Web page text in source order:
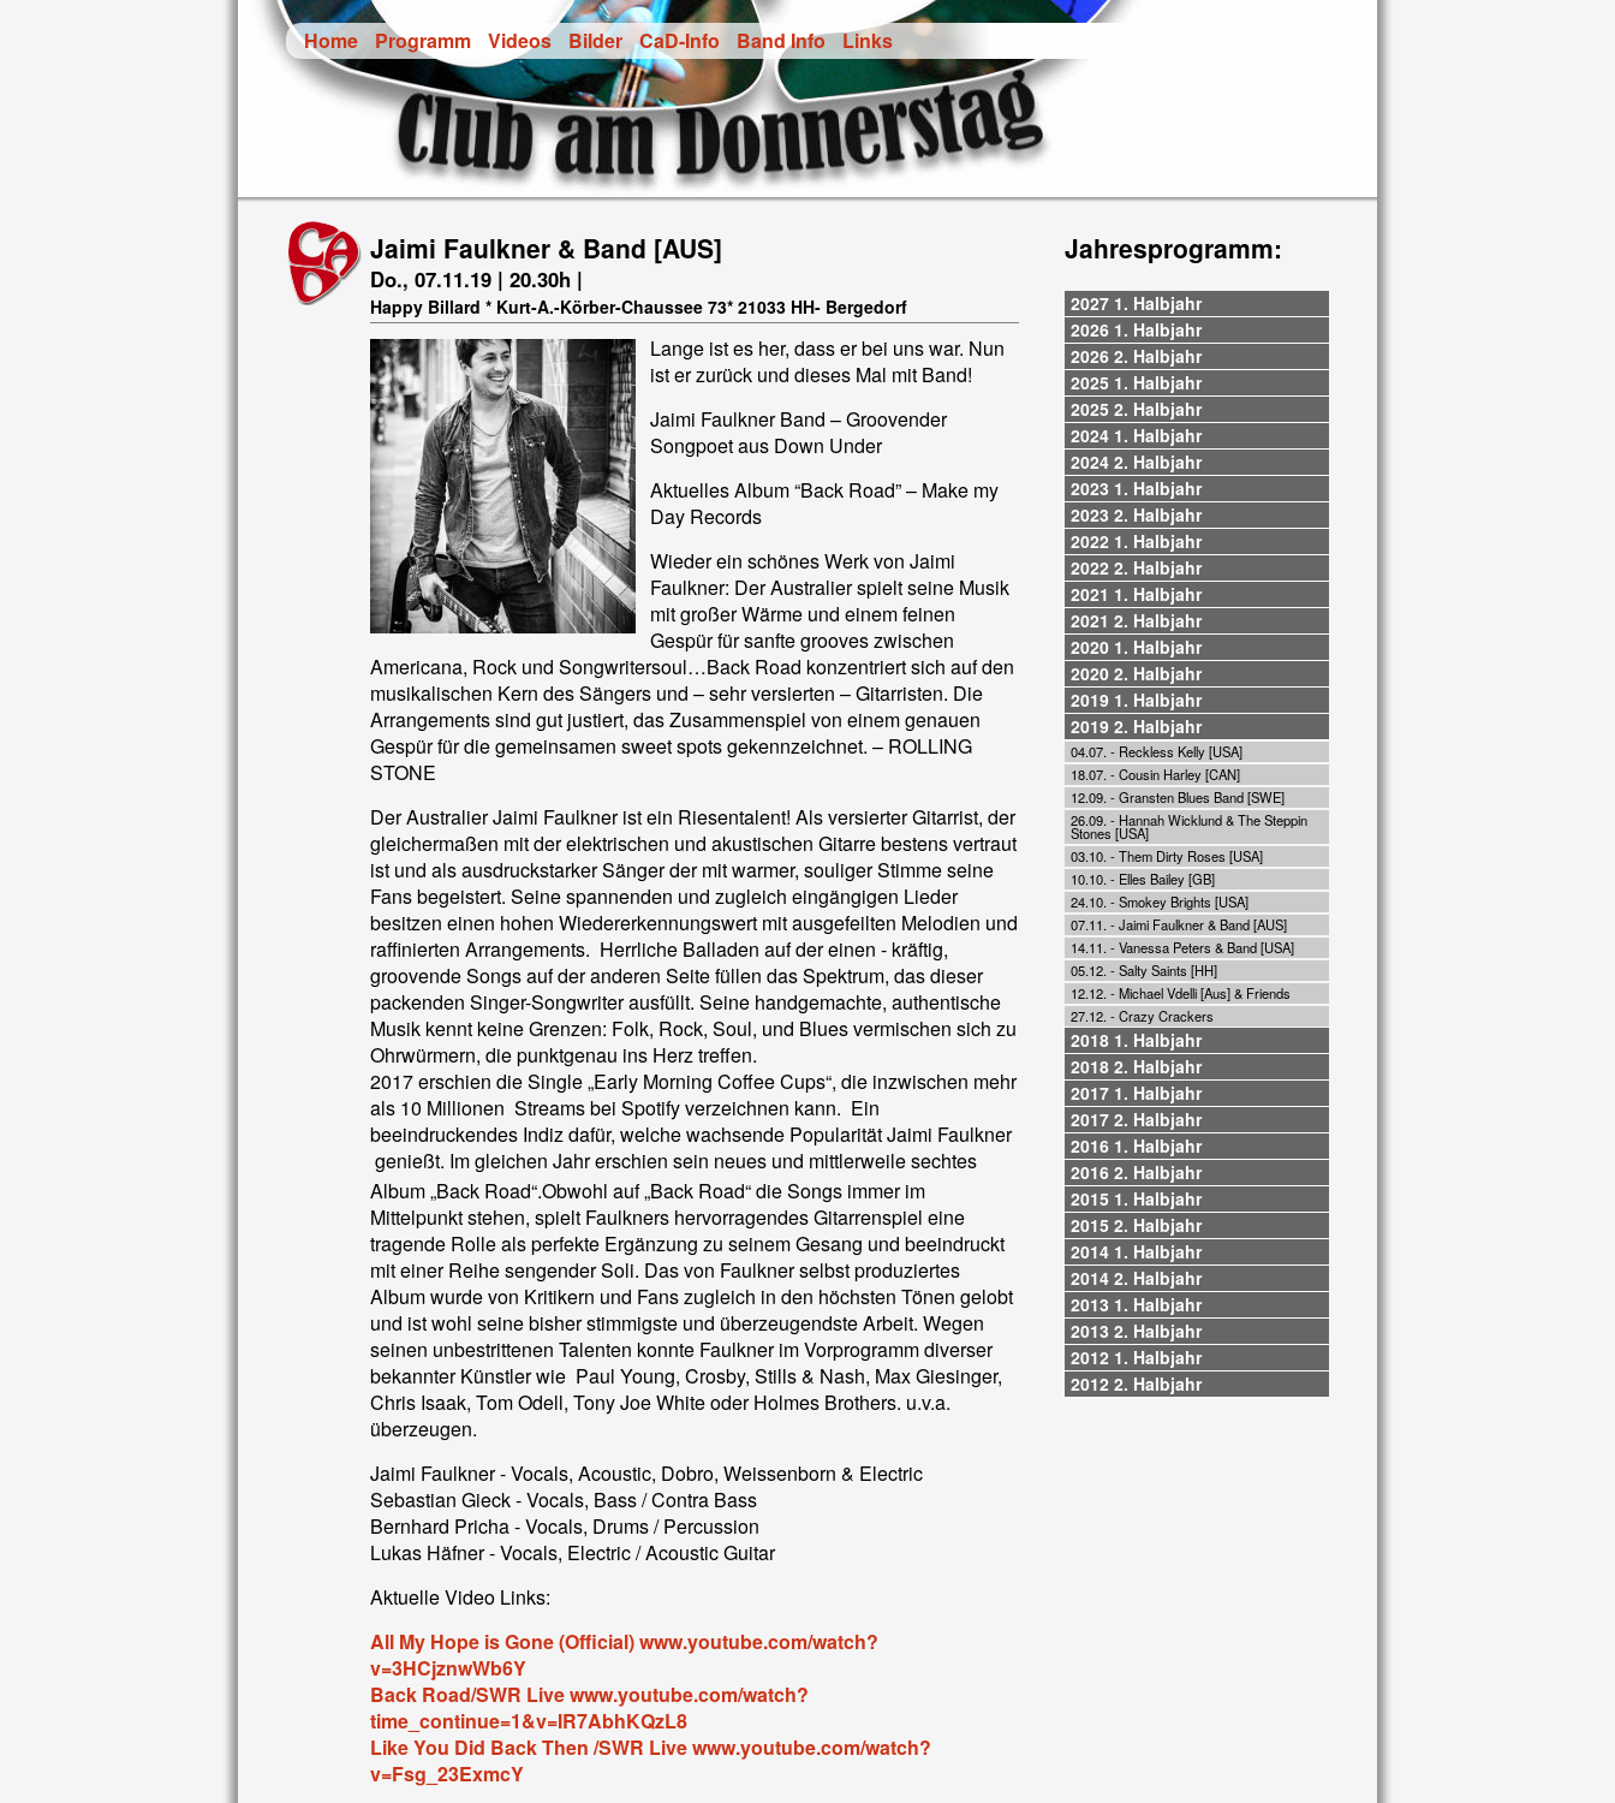
Home Programm Videos Bilder CaD-Info Band Info Links
Jaimi Faulkner & Band [AUS]
Do., 07.11.19 | 20.30h |
Happy Billard * Kurt-A.-Körber-Chaussee 73* 21033 HH- Bergedorf
Lange ist es her, dass er bei uns war. Nun
ist er zurück und dieses Mal mit Band!
Jaimi Faulkner Band – Groovender
Songpoet aus Down Under
Aktuelles Album “Back Road” – Make my
Day Records
Wieder ein schönes Werk von Jaimi
Faulkner: Der Australier spielt seine Musik
mit großer Wärme und einem feinen
Gespür für sanfte grooves zwischen
Americana, Rock und Songwritersoul…Back Road konzentriert sich auf den
musikalischen Kern des Sängers und – sehr versierten – Gitarristen. Die
Arrangements sind gut justiert, das Zusammenspiel von einem genauen
Gespür für die gemeinsamen sweet spots gekennzeichnet. – ROLLING
STONE
Der Australier Jaimi Faulkner ist ein Riesentalent! Als versierter Gitarrist, der
gleichermaßen mit der elektrischen und akustischen Gitarre bestens vertraut
ist und als ausdruckstarker Sänger der mit warmer, souliger Stimme seine
Fans begeistert. Seine spannenden und zugleich eingängigen Lieder
besitzen einen hohen Wiedererkennungswert mit ausgefeilten Melodien und
raffinierten Arrangements. Herrliche Balladen auf der einen - kräftig,
groovende Songs auf der anderen Seite füllen das Spektrum, das dieser
packenden Singer-Songwriter ausfüllt. Seine handgemachte, authentische
Musik kennt keine Grenzen: Folk, Rock, Soul, und Blues vermischen sich zu
Ohrwürmern, die punktgenau ins Herz treffen.
2017 erschien die Single „Early Morning Coffee Cups“, die inzwischen mehr
als 10 Millionen Streams bei Spotify verzeichnen kann. Ein
beeindruckendes Indiz dafür, welche wachsende Popularität Jaimi Faulkner
genießt. Im gleichen Jahr erschien sein neues und mittlerweile sechtes
Album „Back Road“.Obwohl auf „Back Road“ die Songs immer im
Mittelpunkt stehen, spielt Faulkners hervorragendes Gitarrenspiel eine
tragende Rolle als perfekte Ergänzung zu seinem Gesang und beeindruckt
mit einer Reihe sengender Soli. Das von Faulkner selbst produziertes
Album wurde von Kritikern und Fans zugleich in den höchsten Tönen gelobt
und ist wohl seine bisher stimmigste und überzeugendste Arbeit. Wegen
seinen unbestrittenen Talenten konnte Faulkner im Vorprogramm diverser
bekannter Künstler wie Paul Young, Crosby, Stills & Nash, Max Giesinger,
Chris Isaak, Tom Odell, Tony Joe White oder Holmes Brothers. u.v.a.
überzeugen.
Jaimi Faulkner - Vocals, Acoustic, Dobro, Weissenborn & Electric
Sebastian Gieck - Vocals, Bass / Contra Bass
Bernhard Pricha - Vocals, Drums / Percussion
Lukas Häfner - Vocals, Electric / Acoustic Guitar
Aktuelle Video Links:
All My Hope is Gone (Official) www.youtube.com/watch?
v=3HCjznwWb6Y
Back Road/SWR Live www.youtube.com/watch?
time_continue=1&v=IR7AbhKQzL8
Like You Did Back Then /SWR Live www.youtube.com/watch?
v=Fsg_23ExmcY
Jahresprogramm:
2027 1. Halbjahr
2026 1. Halbjahr
2026 2. Halbjahr
2025 1. Halbjahr
2025 2. Halbjahr
2024 1. Halbjahr
2024 2. Halbjahr
2023 1. Halbjahr
2023 2. Halbjahr
2022 1. Halbjahr
2022 2. Halbjahr
2021 1. Halbjahr
2021 2. Halbjahr
2020 1. Halbjahr
2020 2. Halbjahr
2019 1. Halbjahr
2019 2. Halbjahr
04.07. - Reckless Kelly [USA]
18.07. - Cousin Harley [CAN]
12.09. - Gransten Blues Band [SWE]
26.09. - Hannah Wicklund & The Steppin
Stones [USA]
03.10. - Them Dirty Roses [USA]
10.10. - Elles Bailey [GB]
24.10. - Smokey Brights [USA]
07.11. - Jaimi Faulkner & Band [AUS]
14.11. - Vanessa Peters & Band [USA]
05.12. - Salty Saints [HH]
12.12. - Michael Vdelli [Aus] & Friends
27.12. - Crazy Crackers
2018 1. Halbjahr
2018 2. Halbjahr
2017 1. Halbjahr
2017 2. Halbjahr
2016 1. Halbjahr
2016 2. Halbjahr
2015 1. Halbjahr
2015 2. Halbjahr
2014 1. Halbjahr
2014 2. Halbjahr
2013 1. Halbjahr
2013 2. Halbjahr
2012 1. Halbjahr
2012 2. Halbjahr